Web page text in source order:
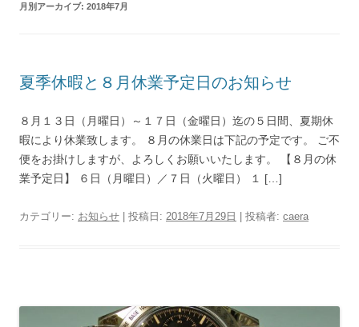
月別アーカイブ: 2018年7月
夏季休暇と８月休業予定日のお知らせ
８月１３日（月曜日）～１７日（金曜日）迄の５日間、夏期休
暇により休業致します。 ８月の休業日は下記の予定です。 ご不
便をお掛けしますが、よろしくお願いいたします。 【８月の休
業予定日】 ６日（月曜日）／７日（火曜日） １ […]
カテゴリー: お知らせ | 投稿日: 2018年7月29日 投稿者: caera